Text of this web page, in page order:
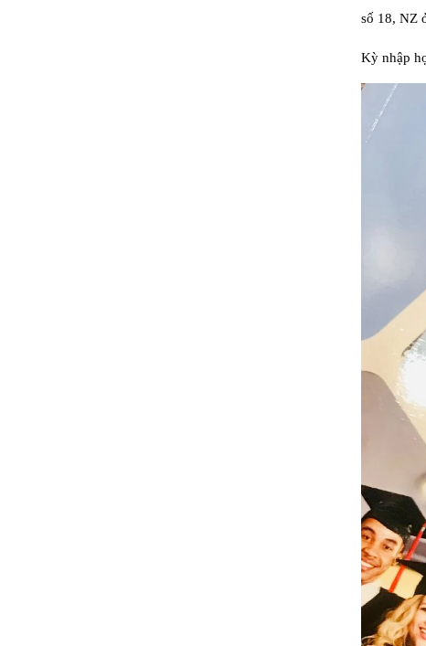
số 18, NZ
Kỳ nhập